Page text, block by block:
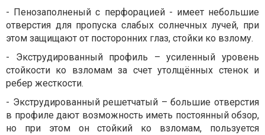
- Пенозаполненый с перфорацией - имеет небольшие
отверстия для пропуска слабых солнечных лучей, при
этом защищают от посторонних глаз, стойки ко взлому.
- Экструдированный профиль – усиленный уровень
стойкости ко взломам за счет утолщённых стенок и
ребер жесткости.
- Экструдированный решетчатый – большие отверстия
в профиле дают возможность иметь постоянный обзор,
но при этом он стойкий ко взломам, пользуется